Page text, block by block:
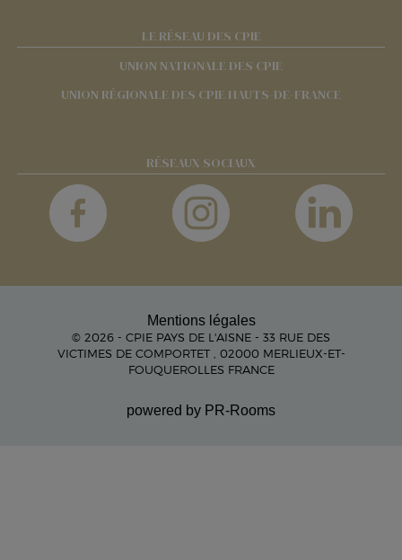
LE RÉSEAU DES CPIE
UNION NATIONALE DES CPIE
UNION RÉGIONALE DES CPIE HAUTS-DE-FRANCE
RÉSEAUX SOCIAUX
Mentions légales
© 2026 - CPIE PAYS DE L'AISNE - 33 RUE DES
VICTIMES DE COMPORTET , 02000 MERLIEUX-ET-
FOUQUEROLLES FRANCE
powered by PR-Rooms